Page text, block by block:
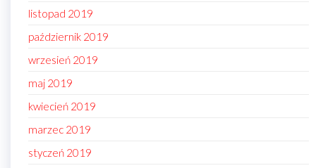
listopad 2019
październik 2019
wrzesień 2019
maj 2019
kwiecień 2019
marzec 2019
styczeń 2019